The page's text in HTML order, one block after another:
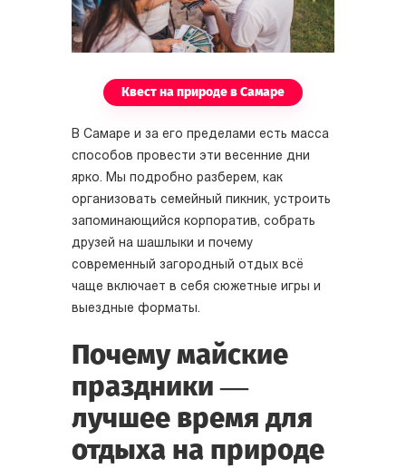
Квест на природе в Самаре
В Самаре и за его пределами есть масса
способов провести эти весенние дни
ярко. Мы подробно разберем, как
организовать семейный пикник, устроить
запоминающийся корпоратив, собрать
друзей на шашлыки и почему
современный загородный отдых всё
чаще включает в себя сюжетные игры и
выездные форматы.
Почему майские
праздники —
лучшее время для
отдыха на природе